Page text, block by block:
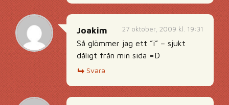
27 oktober, 2009 kl. 19:31
Joakim
Så glömmer jag ett ”i” – sjukt
dåligt från min sida =D
Svara